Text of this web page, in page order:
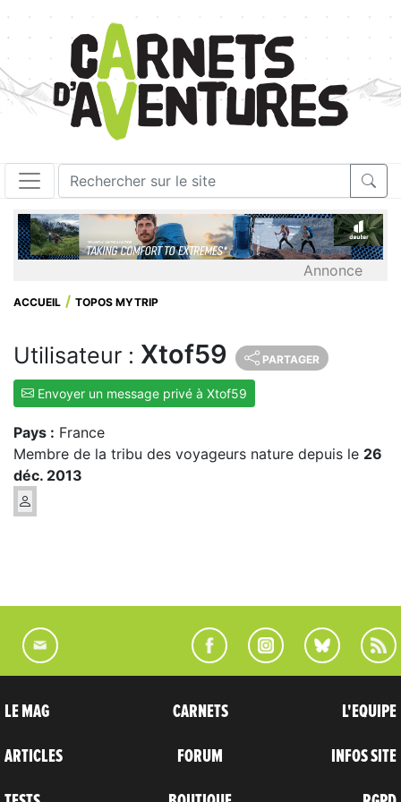
Annonce
ACCUEIL TOPOS MYTRIP
Utilisateur : Xtof59 PARTAGER
Envoyer un message privé à Xtof59
Pays : France
Membre de la tribu des voyageurs nature depuis le 26
déc. 2013
LE MAG
ARTICLES
CARNETS
FORUM
L'EQUIPE
INFOS SITE